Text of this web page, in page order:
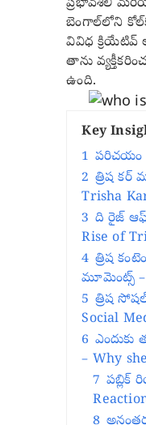
ప్రభావశీలి
బెంగాల్‌లోని
వివిధ క్రియేటివ్
తాను
ఉంది.
Key
1 పరిచయం
2 త్రిష కర్
Trisha
3 ది రైజ్
Rise of
4 త్రిష
మూమెంట్స్
5 త్రిష
Social
6 ఎందుకు
– Why
7 పబ్లిక్